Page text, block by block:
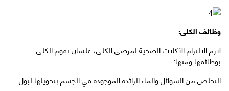
وظائف الكلى:
لازم الالتزام الأكلات الصحية لمرضى الكلى، علشان تقوم الكلى
بوظائفها ومنها:
التخلص من السوائل والماء الزائدة الموجودة في الجسم بتحويلها لبول.